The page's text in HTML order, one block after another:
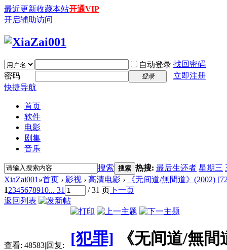
最近更新收藏本站开通VIP
开启辅助访问
自动登录 找回密码
密码
登录
立即注册
快捷导航
首页
软件
电影
剧集
音乐
搜索 搜索 热搜: 最后生还者 星期三
XiaZai001 »首页 › 影视 › 高清电影 ›
《无间道/無間道》(2002)
12345678910... 31 / 31 页下一页
返回列表
查看: 48583|回复:
[犯罪]
《无间道/無